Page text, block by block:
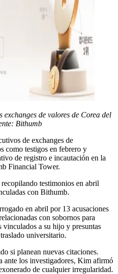
exchanges de valores de Corea del
Bithumb
de exchanges de
como testigos en febrero y
de registro e incautación en la
Financial Tower.
testimonios en abril
con Bithumb.
en abril por 13 acusaciones
con sobornos para
vinculados a su hijo y presuntas
universitario.
si planean nuevas citaciones.
ante los investigadores, Kim afirmó
de cualquier irregularidad.